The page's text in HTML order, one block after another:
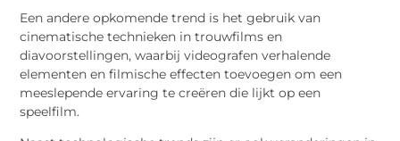
Een andere opkomende trend is het gebruik van
cinematische technieken in trouwfilms en
diavoorstellingen, waarbij videografen verhalende
elementen en filmische effecten toevoegen om een
meeslepende ervaring te creëren die lijkt op een
speelfilm.